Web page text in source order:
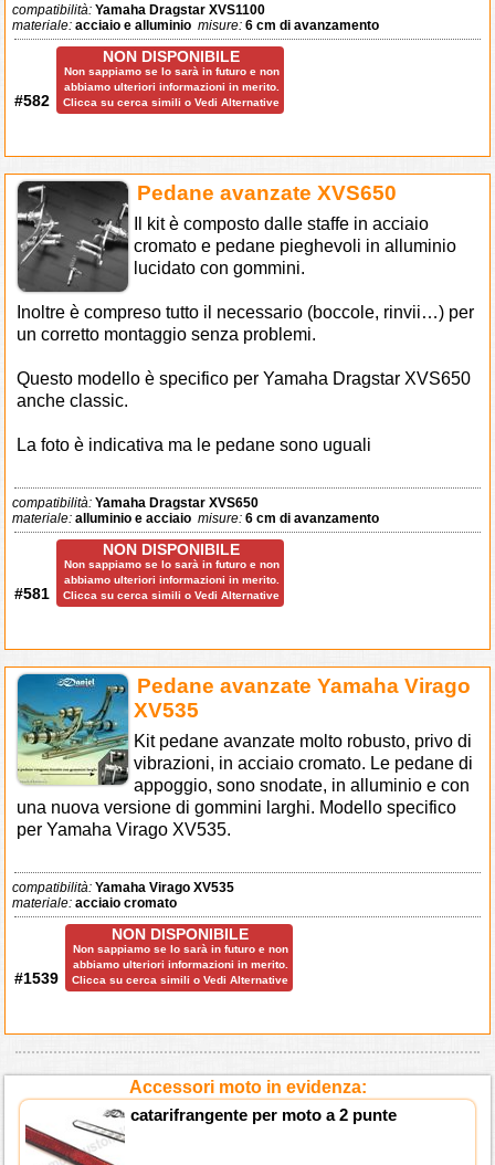
compatibilità:Yamaha Dragstar XVS1100
materiale:acciaio e alluminio misure:6 cm di avanzamento
#582
NON DISPONIBILE
Non sappiamo se lo sarà in futuro e non
abbiamo ulteriori informazioni in merito.
Clicca su cerca simili o Vedi Alternative
Pedane avanzate XVS650
Il kit è composto dalle staffe in acciaio
cromato e pedane pieghevoli in alluminio
lucidato con gommini.
Inoltre è compreso tutto il necessario (boccole, rinvii…) per
un corretto montaggio senza problemi.
Questo modello è specifico per Yamaha Dragstar XVS650
anche classic.
La foto è indicativa ma le pedane sono uguali
compatibilità:Yamaha Dragstar XVS650
materiale:alluminio e acciaio misure:6 cm di avanzamento
#581
NON DISPONIBILE
Non sappiamo se lo sarà in futuro e non
abbiamo ulteriori informazioni in merito.
Clicca su cerca simili o Vedi Alternative
Pedane avanzate Yamaha Virago
XV535
Kit pedane avanzate molto robusto, privo di
vibrazioni, in acciaio cromato. Le pedane di
appoggio, sono snodate, in alluminio e con
una nuova versione di gommini larghi. Modello specifico
per Yamaha Virago XV535.
compatibilità:Yamaha Virago XV535
materiale:acciaio cromato
#1539
NON DISPONIBILE
Non sappiamo se lo sarà in futuro e non
abbiamo ulteriori informazioni in merito.
Clicca su cerca simili o Vedi Alternative
Accessori moto in evidenza:
catarifrangente per moto a 2 punte